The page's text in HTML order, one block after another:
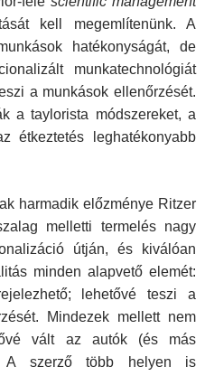
kell megemlítenünk. A
hatékonyságát, de
munkatechnológiát
a munkások ellenőrzését.
a taylorista módszereket, a
étkeztetés leghatékonyabb
harmadik előzménye Ritzer
melletti termelés nagy
útján, és kiválóan
minden alapvető elemét:
lehetővé teszi a
Mindezek mellett nem
vált az autók (és más
A szerző több helyen is